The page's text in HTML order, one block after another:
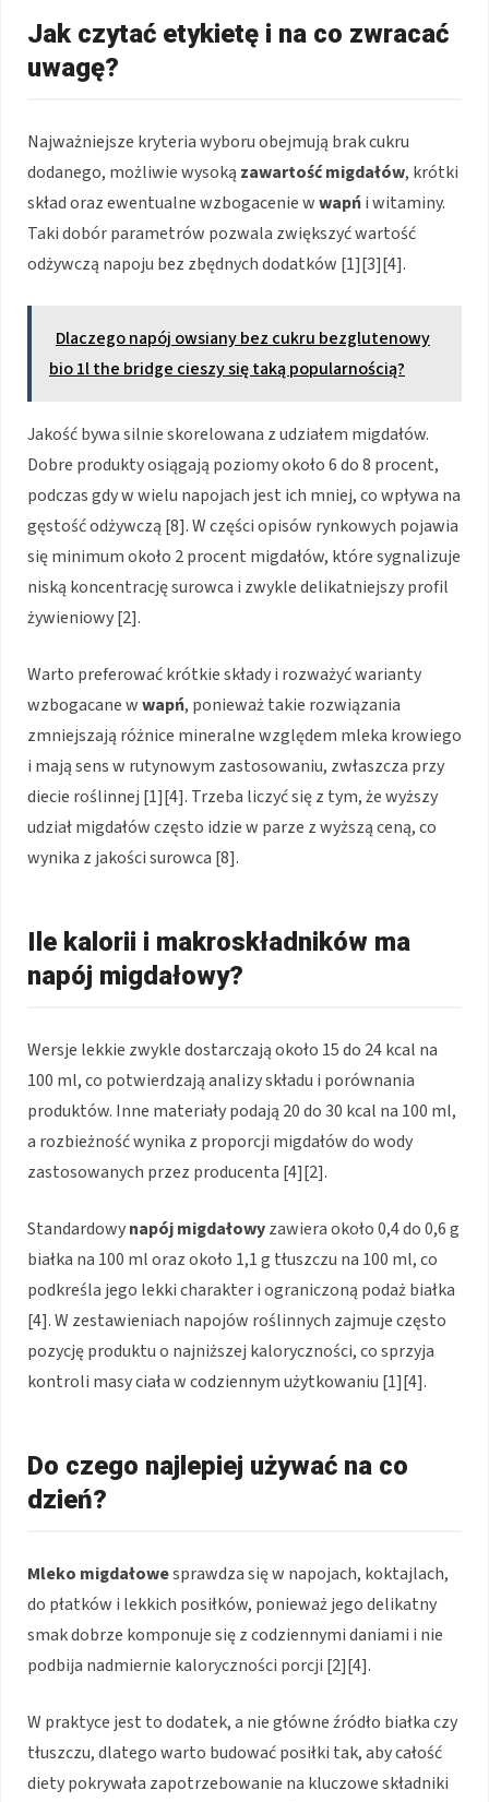
Jak czytać etykietę i na co zwracać
uwagę?
Najważniejsze kryteria wyboru obejmują brak cukru
dodanego, możliwie wysoką zawartość migdałów, krótki
skład oraz ewentualne wzbogacenie wwapńi witaminy.
Taki dobór parametrów pozwala zwiększyć wartość
odżywczą napoju bez zbędnych dodatków [1][3][4].
Dlaczego napój owsiany bez cukru bezglutenowy
bio 1l the bridge cieszy się taką popularnością?
Jakość bywa silnie skorelowana z udziałem migdałów.
Dobre produkty osiągają poziomy około 6 do 8 procent,
podczas gdy w wielu napojach jest ich mniej, co wpływa na
gęstość odżywczą [8]. W części opisów rynkowych pojawia
się minimum około 2 procent migdałów, które sygnalizuje
niską koncentrację surowca i zwykle delikatniejszy profil
żywieniowy [2].
Warto preferować krótkie składy i rozważyć warianty
wzbogacane wwapń, ponieważ takie rozwiązania
zmniejszają różnice mineralne względem mleka krowiego
i mają sens w rutynowym zastosowaniu, zwłaszcza przy
diecie roślinnej [1][4]. Trzeba liczyć się z tym, że wyższy
udział migdałów często idzie w parze z wyższą ceną, co
wynika z jakości surowca [8].
Ile kalorii i makroskładników ma
napój migdałowy?
Wersje lekkie zwykle dostarczają około 15 do 24 kcal na
100 ml, co potwierdzają analizy składu i porównania
produktów. Inne materiały podają 20 do 30 kcal na 100 ml,
a rozbieżność wynika z proporcji migdałów do wody
zastosowanych przez producenta [4][2].
Standardowynapój migdałowyzawiera około 0,4 do 0,6 g
białka na 100 ml oraz około 1,1 g tłuszczu na 100 ml, co
podkreśla jego lekki charakter i ograniczoną podaż białka
[4]. W zestawieniach napojów roślinnych zajmuje często
pozycję produktu o najniższej kaloryczności, co sprzyja
kontroli masy ciała w codziennym użytkowaniu [1][4].
Do czego najlepiej używać na co
dzień?
Mleko migdałowesprawdza się w napojach, koktajlach,
do płatków i lekkich posiłków, ponieważ jego delikatny
smak dobrze komponuje się z codziennymi daniami i nie
podbija nadmiernie kaloryczności porcji [2][4].
W praktyce jest to dodatek, a nie główne źródło białka czy
tłuszczu, dlatego warto budować posiłki tak, aby całość
diety pokrywała zapotrzebowanie na kluczowe składniki